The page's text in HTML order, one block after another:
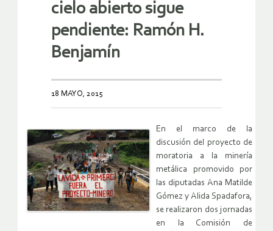
cielo abierto sigue
pendiente: Ramón H.
Benjamín
18 MAYO, 2015
En el marco de la
discusión del proyecto de
moratoria a la minería
metálica promovido por
las diputadas Ana Matilde
Gómez y Alida Spadafora,
se realizaron dos jornadas
en la Comisión de